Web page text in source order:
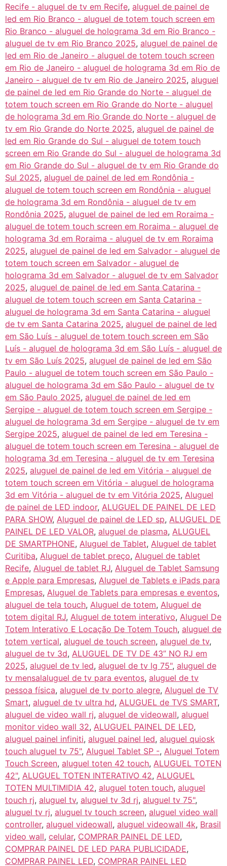
Recife - aluguel de tv em Recife, aluguel de painel de
led em Rio Branco - aluguel de totem touch screen em
Rio Branco - aluguel de holograma 3d em Rio Branco -
aluguel de tv em Rio Branco 2025, aluguel de painel de
led em Rio de Janeiro - aluguel de totem touch screen
em Rio de Janeiro - aluguel de holograma 3d em Rio de
Janeiro - aluguel de tv em Rio de Janeiro 2025, aluguel
de painel de led em Rio Grande do Norte - aluguel de
totem touch screen em Rio Grande do Norte - aluguel
de holograma 3d em Rio Grande do Norte - aluguel de
tv em Rio Grande do Norte 2025, aluguel de painel de
led em Rio Grande do Sul - aluguel de totem touch
screen em Rio Grande do Sul - aluguel de holograma 3d
em Rio Grande do Sul - aluguel de tv em Rio Grande do
Sul 2025, aluguel de painel de led em Rondônia -
aluguel de totem touch screen em Rondônia - aluguel
de holograma 3d em Rondônia - aluguel de tv em
Rondônia 2025, aluguel de painel de led em Roraima -
aluguel de totem touch screen em Roraima - aluguel de
holograma 3d em Roraima - aluguel de tv em Roraima
2025, aluguel de painel de led em Salvador - aluguel de
totem touch screen em Salvador - aluguel de
holograma 3d em Salvador - aluguel de tv em Salvador
2025, aluguel de painel de led em Santa Catarina -
aluguel de totem touch screen em Santa Catarina -
aluguel de holograma 3d em Santa Catarina - aluguel
de tv em Santa Catarina 2025, aluguel de painel de led
em São Luís - aluguel de totem touch screen em São
Luís - aluguel de holograma 3d em São Luís - aluguel de
tv em São Luís 2025, aluguel de painel de led em São
Paulo - aluguel de totem touch screen em São Paulo -
aluguel de holograma 3d em São Paulo - aluguel de tv
em São Paulo 2025, aluguel de painel de led em
Sergipe - aluguel de totem touch screen em Sergipe -
aluguel de holograma 3d em Sergipe - aluguel de tv em
Sergipe 2025, aluguel de painel de led em Teresina -
aluguel de totem touch screen em Teresina - aluguel de
holograma 3d em Teresina - aluguel de tv em Teresina
2025, aluguel de painel de led em Vitória - aluguel de
totem touch screen em Vitória - aluguel de holograma
3d em Vitória - aluguel de tv em Vitória 2025, Aluguel
de painel de LED indoor, ALUGUEL DE PAINEL DE LED
PARA SHOW, Aluguel de painel de LED sp, ALUGUEL DE
PAINEL DE LED VALOR, aluguel de plasma, ALUGUEL
DE SMARTPHONE, Aluguel de Tablet, Aluguel de tablet
Curitiba, Aluguel de tablet preço, Aluguel de tablet
Recife, Aluguel de tablet RJ, Aluguel de Tablet Samsung
e Apple para Empresas, Aluguel de Tablets e iPads para
Empresas, Aluguel de Tablets para empresas e eventos,
aluguel de tela touch, Aluguel de totem, Aluguel de
totem digital RJ, Aluguel de totem interativo, Aluguel De
Totem Interativo E Locação De Totem Touch, aluguel de
totem vertical, aluguel de touch screen, aluguel de tv,
aluguel de tv 3d, ALUGUEL DE TV DE 43” NO RJ em
2025, aluguel de tv led, aluguel de tv lg 75", aluguel de
tv mensalaluguel de tv para eventos, aluguel de tv
pessoa física, aluguel de tv porto alegre, Aluguel de TV
Smart, aluguel de tv ultra hd, ALUGUEL de TVS SMART,
aluguel de video wall rj, aluguel de videowall, aluguel
monitor video wall 32, ALUGUEL PAINEL DE LED,
aluguel painel infiniti, aluguel painel led, aluguel quiosk
touch aluguel tv 75", Aluguel Tablet SP -, Aluguel Totem
Touch Screen, aluguel toten 42 touch, ALUGUEL TOTEN
42", ALUGUEL TOTEN INTERATIVO 42, ALUGUEL
TOTEN MULTIMIDIA 42, aluguel toten touch, aluguel
touch rj, aluguel tv, aluguel tv 3d rj, aluguel tv 75",
aluguel tv rj, aluguel tv touch screen, aluguel video wall
controller, aluguel videowall, aluguel videowall 4k, Brasil
video wall, celular, COMPRAR PAINEL DE LED,
COMPRAR PAINEL DE LED PARA PUBLICIDADE,
COMPRAR PAINEL LED, COMPRAR PAINEL LED